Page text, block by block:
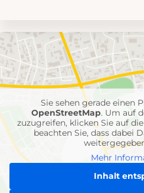
mit
Feuerwehr-
Einheiten
Sie sehen gerade einen
OpenStreetMap. Um auf
zuzugreifen, klicken Sie auf
beachten Sie, dass dabei
Mehr
Inhalt